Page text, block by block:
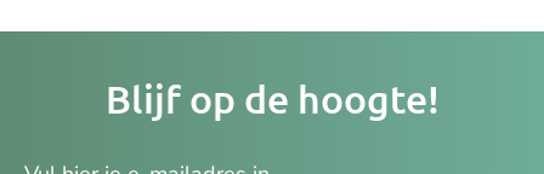
Blijf op de hoogte!